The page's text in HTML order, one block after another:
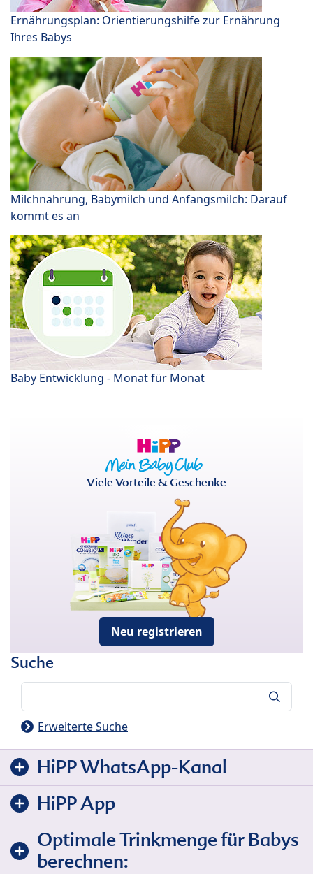
Ernährungsplan: Orientierungshilfe zur Ernährung
Ihres Babys
Milchnahrung, Babymilch und Anfangsmilch: Darauf
kommt es an
Baby Entwicklung - Monat für Monat
Viele Vorteile & Geschenke
Neu registrieren
Suche
Erweiterte Suche
HiPP WhatsApp-Kanal
HiPP App
Optimale Trinkmenge für Babys
berechnen: